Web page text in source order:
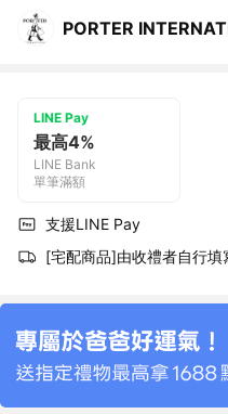
PORTER
LINE Pay
最高4%
LINE Bank
單筆滿額
支援LINE Pay
[宅配商品]由收禮者自行填